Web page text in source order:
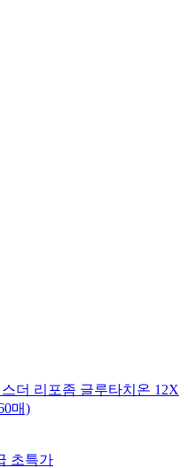
더 리포좀 글루타치온 12X
매)
초특가